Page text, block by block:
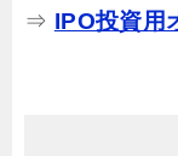
⇒ IPO投資用